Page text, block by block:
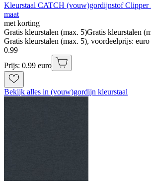
Kleurstaal CATCH (vouw)gordijnstof Clipper
maat
met korting
Gratis kleurstalen (max. 5)Gratis kleurstalen
Gratis kleurstalen (max. 5), voordeelprijs:
0.99
Prijs: 0.99 euro
Bekijk alles in (vouw)gordijn kleurstaal